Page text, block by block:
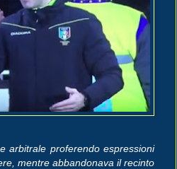
arbitrale proferendo espressioni
mentre abbandonava il recinto